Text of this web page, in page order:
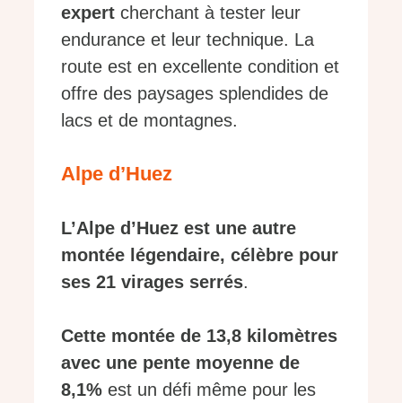
expert cherchant à tester leur
endurance et leur technique. La
route est en excellente condition et
offre des paysages splendides de
lacs et de montagnes.
Alpe d’Huez
L’Alpe d’Huez est une autre
montée légendaire, célèbre pour
ses 21 virages serrés.
Cette montée de 13,8 kilomètres
avec une pente moyenne de
8,1% est un défi même pour les